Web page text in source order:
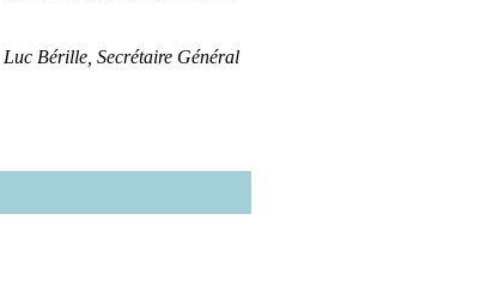
Luc Bérille, Secrétaire Général